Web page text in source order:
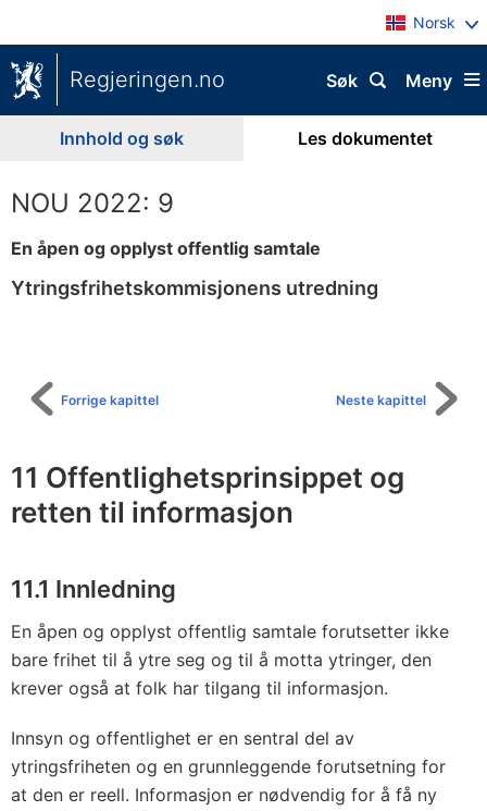
Norsk
Regjeringen.no Meny
Søk
Innhold og søk Les dokumentet
NOU 2022: 9
En åpen og opplyst offentlig samtale
Ytringsfrihetskommisjonens utredning
Neste kapittel
Forrige kapittel
11 Offentlighetsprinsippet og
retten til informasjon
11.1 Innledning
En åpen og opplyst offentlig samtale forutsetter ikke
bare frihet til å ytre seg og til å motta ytringer, den
krever også at folk har tilgang til informasjon.
Innsyn og offentlighet er en sentral del av
ytringsfriheten og en grunnleggende forutsetning for
at den er reell. Informasjon er nødvendig for å få ny